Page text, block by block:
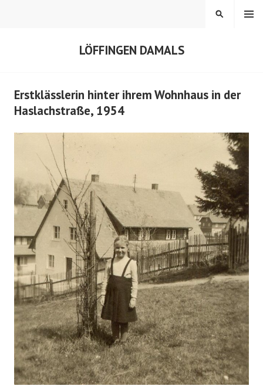
LÖFFINGEN DAMALS
MENÜ
SUCHEN
Erstklässlerin hinter ihrem Wohnhaus in der
Haslachstraße, 1954